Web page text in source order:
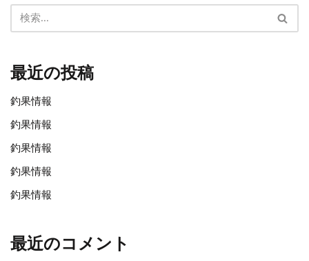
最近の投稿
釣果情報
釣果情報
釣果情報
釣果情報
釣果情報
最近のコメント